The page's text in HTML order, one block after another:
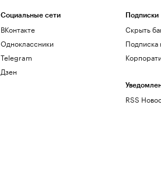
Социальные сети
ВКонтакте
Одноклассники
Telegram
Дзен
Подписки
Скрыть
Подписка
RSS